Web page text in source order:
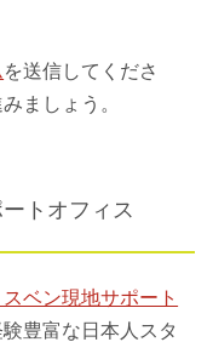
を送信してくださ
ましょう。
トオフィス
ベン現地サポート
豊富な日本人スタ